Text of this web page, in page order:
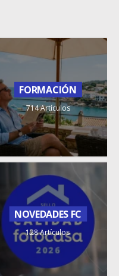
FORMACIÓN
714 Artículos
NOVEDADES FC
128 Artículos